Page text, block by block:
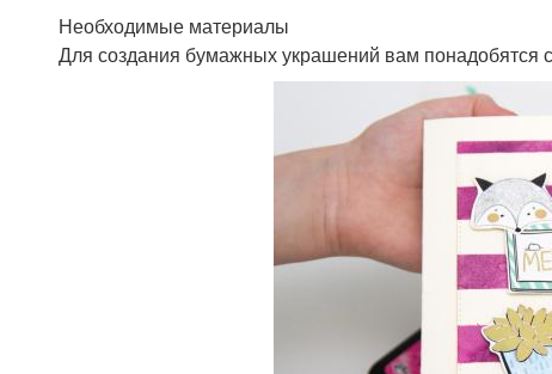
Необходимые материалы
Для создания бумажных украшений вам